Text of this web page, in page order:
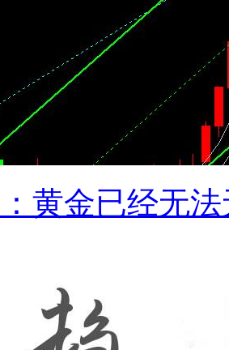
黄金已经无法